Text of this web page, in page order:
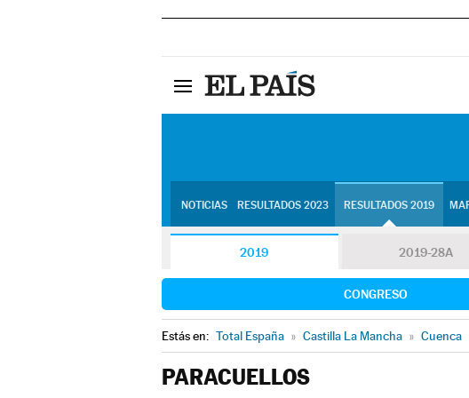
NOTICIAS RESULTADOS 2023 RESULTADOS 2019
2019 2019-28A
CONGRESO
Estás en: Total España » Castilla La Mancha » Cuenca
PARACUELLOS